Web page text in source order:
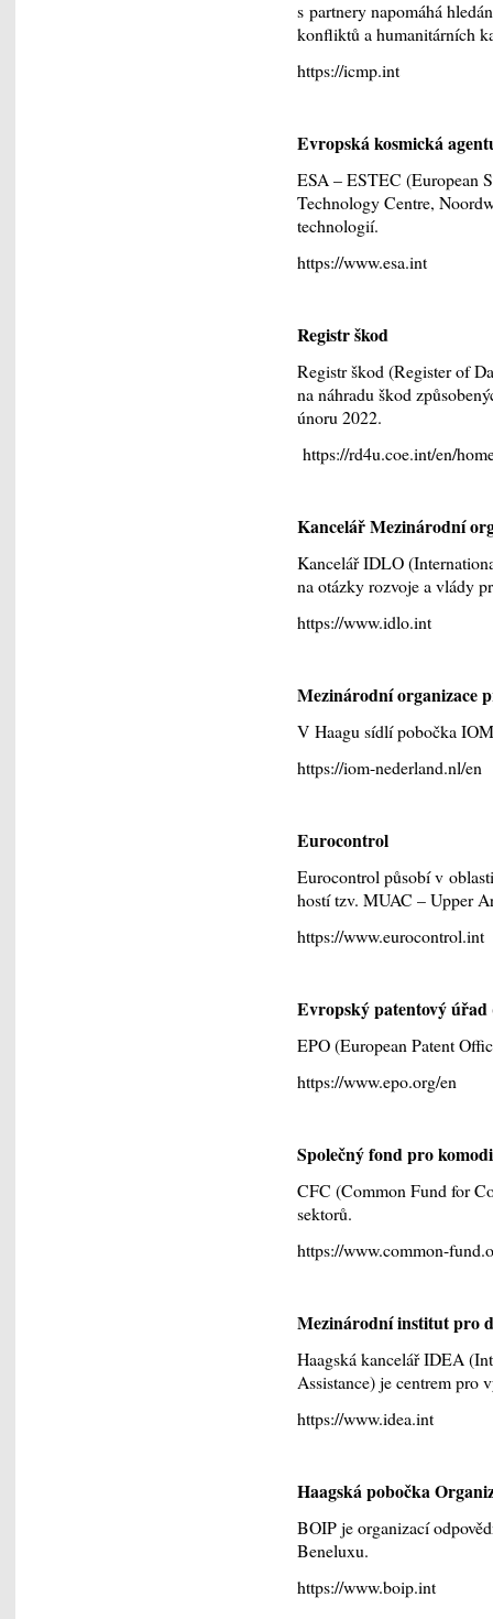
s partnery napomáhá
konfliktů a humanitárních
https://icmp.int
Evropská kosmická
ESA – ESTEC (European
Technology Centre,
technologií.
https://www.esa.int
Registr škod
Registr škod (Register of
na náhradu škod
únoru 2022.
https://rd4u.coe.int/en/
Kancelář Mezinárodní
Kancelář IDLO
na otázky rozvoje a vlády
https://www.idlo.int
Mezinárodní organizace
V Haagu sídlí pobočka
https://iom-nederland.nl/en
Eurocontrol
Eurocontrol působí v
hostí tzv. MUAC – Upper
https://www.eurocontrol.int
Evropský patentový úřad
EPO (European Patent
https://www.epo.org/en
Společný fond pro
CFC (Common Fund for
sektorů.
https://www.common-
Mezinárodní institut pro
Haagská kancelář IDEA
Assistance) je centrem pro
https://www.idea.int
Haagská pobočka
BOIP je organizací
Beneluxu.
https://www.boip.int